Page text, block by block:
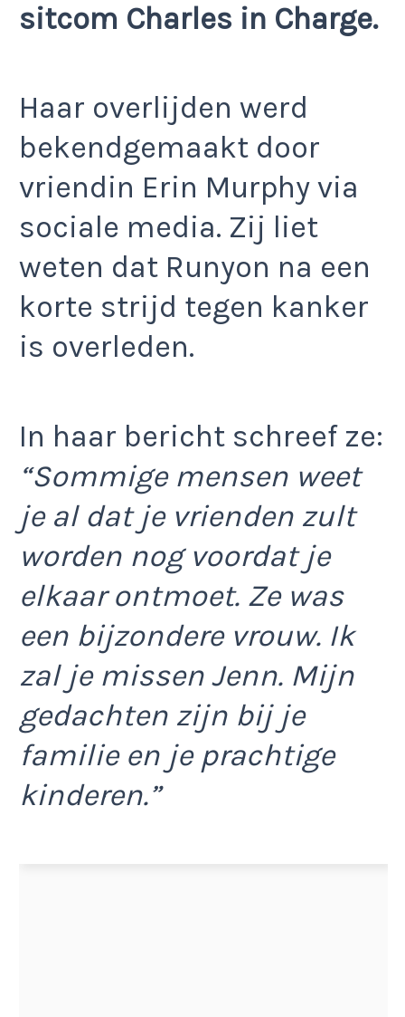
sitcom Charles in Charge.
Haar overlijden werd
bekendgemaakt door
vriendin Erin Murphy via
sociale media. Zij liet
weten dat Runyon na een
korte strijd tegen kanker
is overleden.
In haar bericht schreef ze:
“Sommige mensen weet
je al dat je vrienden zult
worden nog voordat je
elkaar ontmoet. Ze was
een bijzondere vrouw. Ik
zal je missen Jenn. Mijn
gedachten zijn bij je
familie en je prachtige
kinderen.”